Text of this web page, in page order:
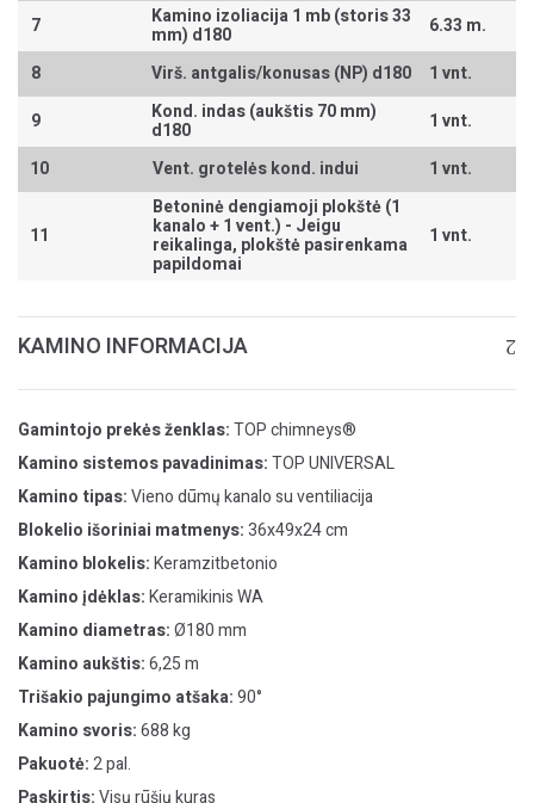
7
Kamino izoliacija 1 mb (storis 33
mm) d180
6.33 m.
8
Virš. antgalis/konusas (NP) d180
1 vnt.
9
Kond. indas (aukštis 70 mm)
d180
1 vnt.
10
Vent. grotelės kond. indui 1 vnt.
11
Betoninė dengiamoji plokštė (1
kanalo + 1 vent.) - Jeigu
reikalinga, plokštė pasirenkama
papildomai
1 vnt.
KAMINO INFORMACIJA
Gamintojo prekės ženklas:TOP chimneys®
Kamino sistemos pavadinimas:TOP UNIVERSAL
Kamino tipas:Vieno dūmų kanalo su ventiliacija
Blokelio išoriniai matmenys:36x49x24 cm
Kamino blokelis:Keramzitbetonio
Kamino įdėklas:Keramikinis WA
Kamino diametras:Ø180 mm
Kamino aukštis:6,25 m
Trišakio pajungimo atšaka:90°
Kamino svoris:688 kg
Pakuotė:2 pal.
Paskirtis:Visų rūšių kuras